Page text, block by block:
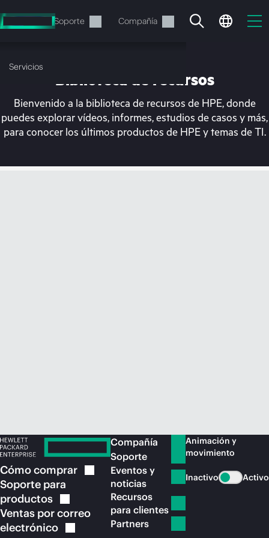
al
contenido
Soporte Compañía
Servicios
En estos momentos, tu
Biblioteca de recursos
Bienvenido a la biblioteca de recursos de HPE, donde
puedes explorar vídeos, informes, estudios de casos y más,
para conocer los últimos productos de HPE y temas de TI.
Cómocomprar
Soporte para
productos
Ventas por correo
electrónico
Compañía
Soporte
Eventos y
noticias
Recursos
para clientes
Partners
Animación y
movimiento
Inactivo Activo